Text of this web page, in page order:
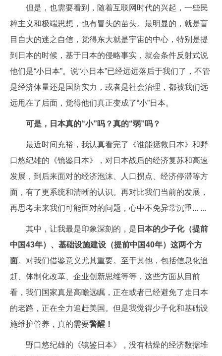
但是，也需要看到，随着互联网时代的兴起，一些民
粹主义和极端思想，也有冒头的苗头。最明显的，就是盲
目自大的迷之自信，觉得东大就是宇宙的中心，特别是提
到日本的时候，基于日本的侵略事实，就会条件反射式说
他们是“小日本”。说“小日本”已经远远落后于我们了，不管
是经济体量还是国防实力，或者是社会治理，都被我们远
远甩在了后面，觉得他们真正变成了“小”日本。
可是，日本真的“小”吗？真的“弱”吗？
最近时间充裕，我认真看完了《谁能拯救日本》和野
口悠纪雄的《镜鉴日本》，对日本战后的经济复苏和高速
发展，到后来面对的经济泡沫、人口拐点、经济停滞等方
面，有了更系统和清晰的认识。再对比我们当前的发展，
再思考未来我们可能面对的问题，心中不免异常沉重... ...
其中，让我最是印象深刻的，是 日本的少子化（提前
中国43年）、基础设施建设（提前中国40年）这两个方
面。对我们借鉴意义尤其重要。至于其他，包括信息化追
赶、体制化改革、企业创新思维等等，这些方面从目前
看，我们国家真是高瞻远瞩，正在或者已经避免了走日本
的老路，正在全力追赶美国。但是我觉得少子化和基础设
施维护管养，真的需要警醒！
野口悠纪雄的《镜鉴日本》，没有枯燥的经济数据堆